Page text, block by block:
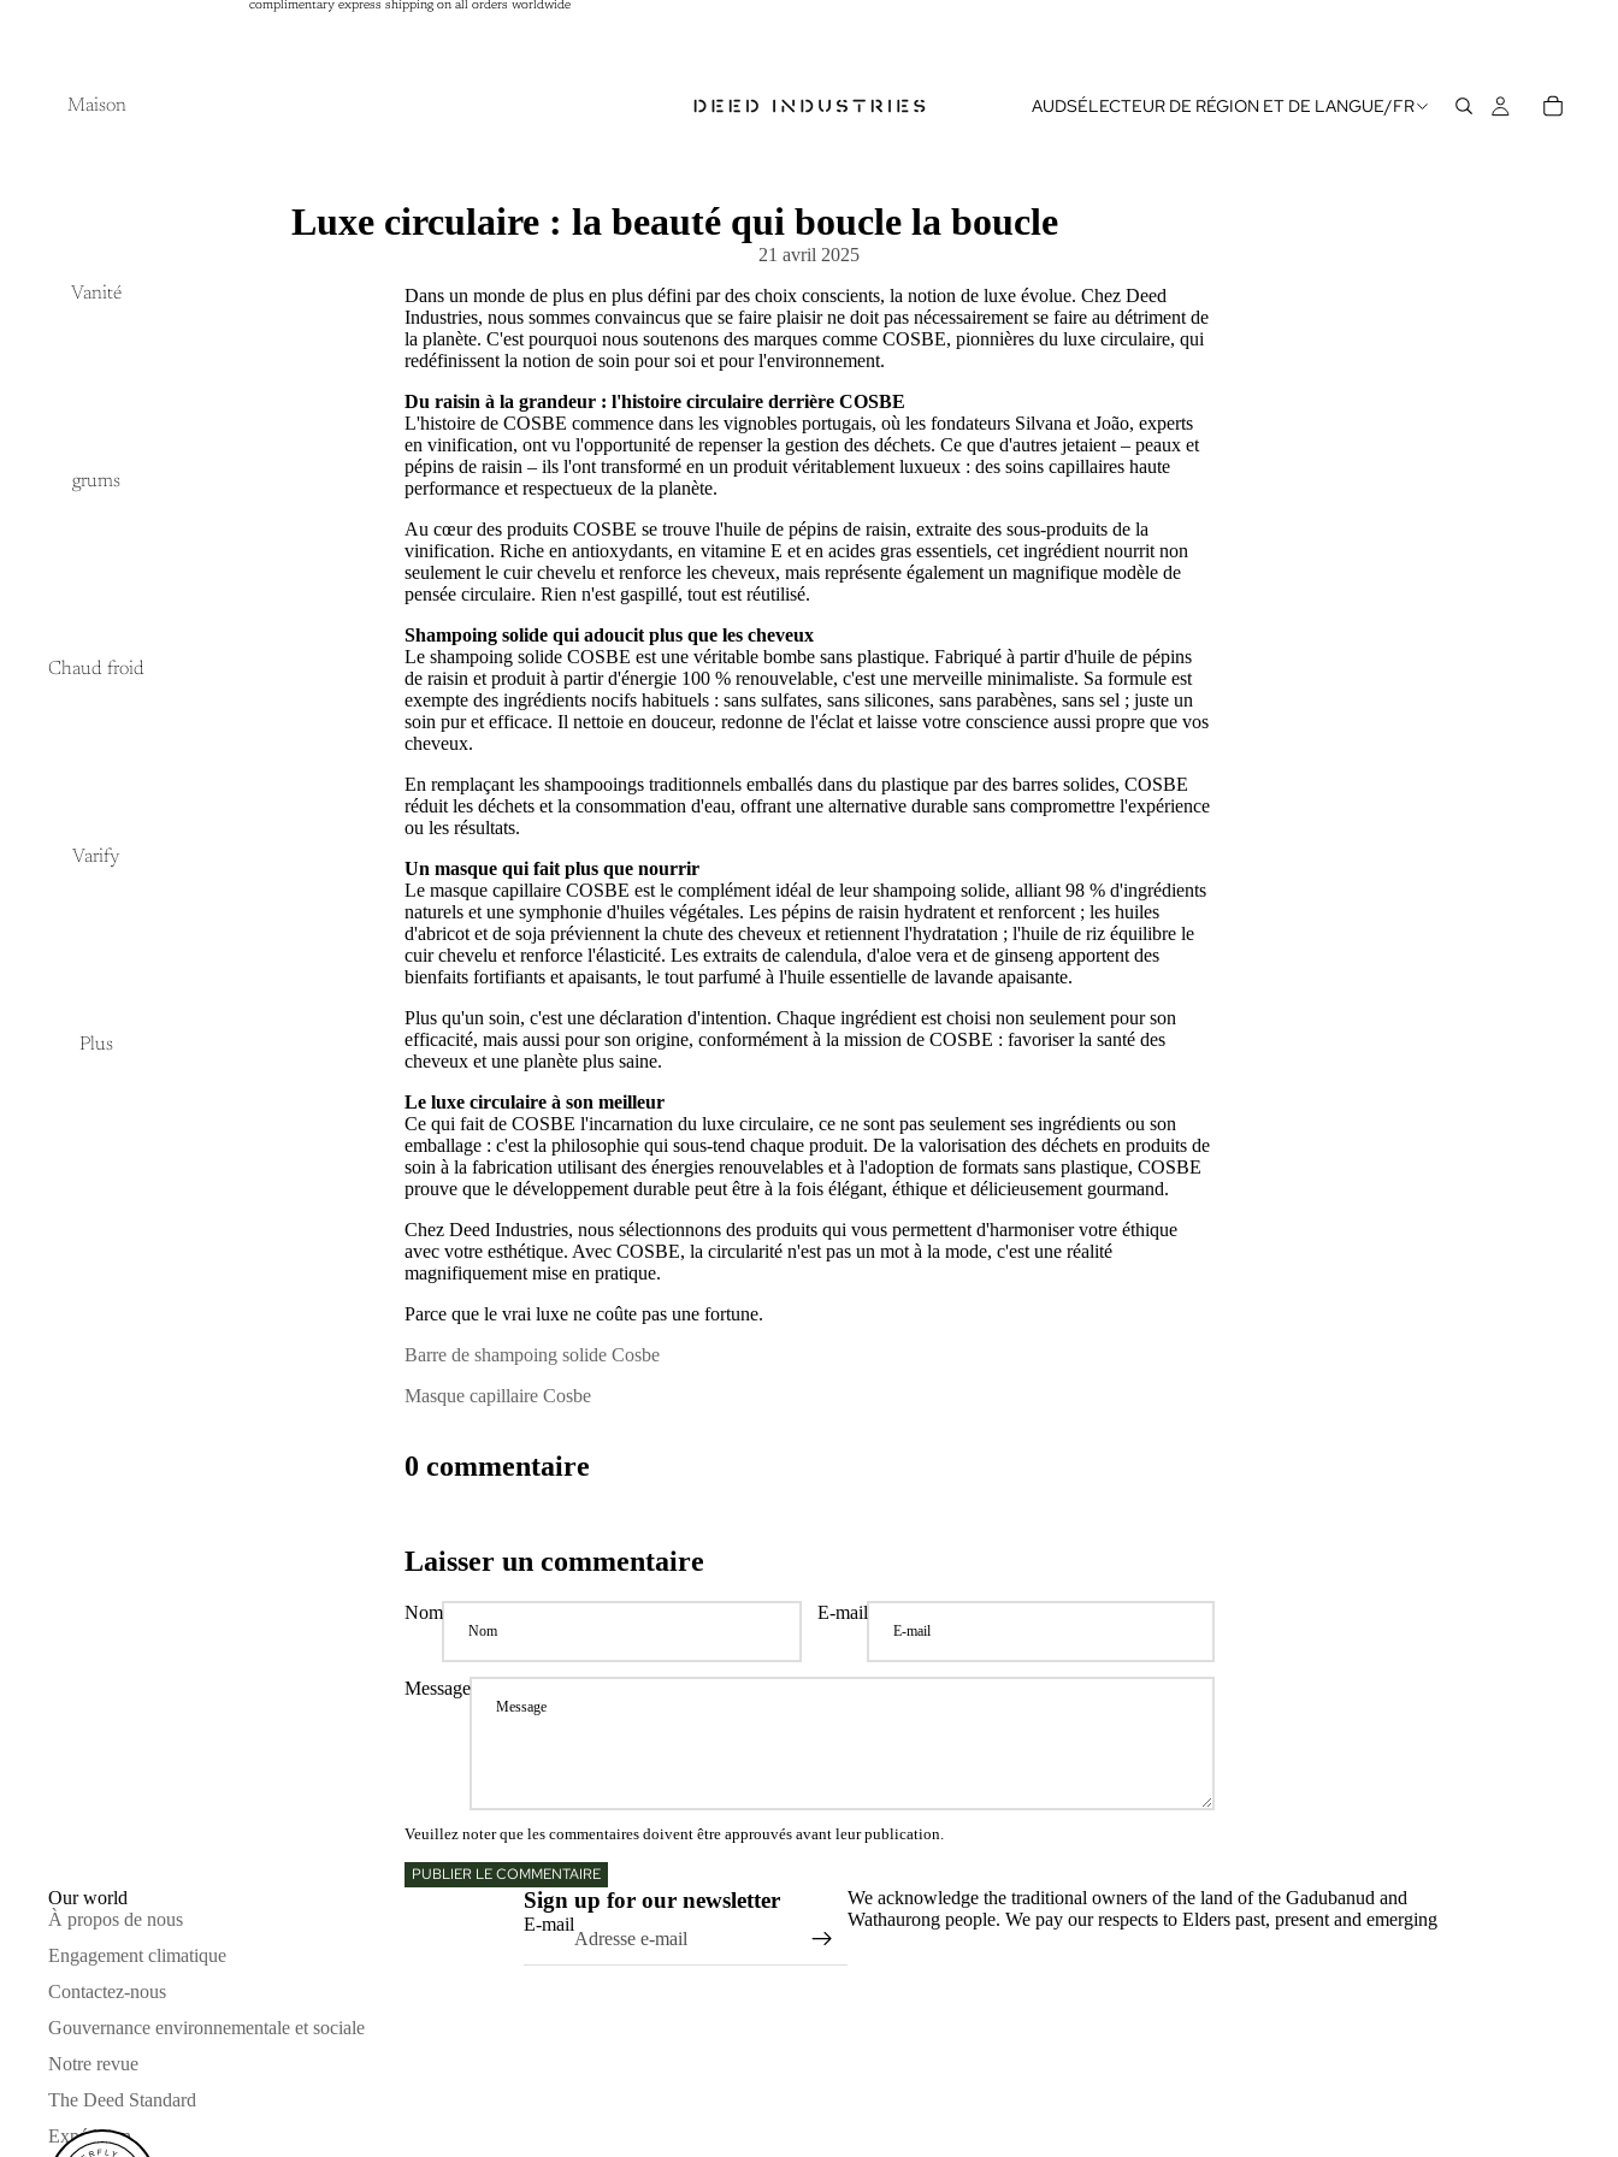
complimentary express shipping on all orders worldwide
complimentary express shipping on all orders worldwide
Maison
Vanité
grums
Chaud froid
Varify
Plus
AUDSÉLECTEUR DE RÉGION ET DE LANGUE/FR
Luxe circulaire : la beauté qui boucle la boucle
21 avril 2025
Dans un monde de plus en plus défini par des choix conscients, la notion de luxe évolue. Chez Deed
Industries, nous sommes convaincus que se faire plaisir ne doit pas nécessairement se faire au détriment de
la planète. C'est pourquoi nous soutenons des marques comme COSBE, pionnières du luxe circulaire, qui
redéfinissent la notion de soin pour soi et pour l'environnement.
Du raisin à la grandeur : l'histoire circulaire derrière COSBE
L'histoire de COSBE commence dans les vignobles portugais, où les fondateurs Silvana et João, experts
en vinification, ont vu l'opportunité de repenser la gestion des déchets. Ce que d'autres jetaient – ​​peaux et
pépins de raisin – ils l'ont transformé en un produit véritablement luxueux : des soins capillaires haute
performance et respectueux de la planète.
Au cœur des produits COSBE se trouve l'huile de pépins de raisin, extraite des sous-produits de la
vinification. Riche en antioxydants, en vitamine E et en acides gras essentiels, cet ingrédient nourrit non
seulement le cuir chevelu et renforce les cheveux, mais représente également un magnifique modèle de
pensée circulaire. Rien n'est gaspillé, tout est réutilisé.
Shampoing solide qui adoucit plus que les cheveux
Le shampoing solide COSBE est une véritable bombe sans plastique. Fabriqué à partir d'huile de pépins
de raisin et produit à partir d'énergie 100 % renouvelable, c'est une merveille minimaliste. Sa formule est
exempte des ingrédients nocifs habituels : sans sulfates, sans silicones, sans parabènes, sans sel ; juste un
soin pur et efficace. Il nettoie en douceur, redonne de l'éclat et laisse votre conscience aussi propre que vos
cheveux.
En remplaçant les shampooings traditionnels emballés dans du plastique par des barres solides, COSBE
réduit les déchets et la consommation d'eau, offrant une alternative durable sans compromettre l'expérience
ou les résultats.
Un masque qui fait plus que nourrir
Le masque capillaire COSBE est le complément idéal de leur shampoing solide, alliant 98 % d'ingrédients
naturels et une symphonie d'huiles végétales. Les pépins de raisin hydratent et renforcent ; les huiles
d'abricot et de soja préviennent la chute des cheveux et retiennent l'hydratation ; l'huile de riz équilibre le
cuir chevelu et renforce l'élasticité. Les extraits de calendula, d'aloe vera et de ginseng apportent des
bienfaits fortifiants et apaisants, le tout parfumé à l'huile essentielle de lavande apaisante.
Plus qu'un soin, c'est une déclaration d'intention. Chaque ingrédient est choisi non seulement pour son
efficacité, mais aussi pour son origine, conformément à la mission de COSBE : favoriser la santé des
cheveux et une planète plus saine.
Le luxe circulaire à son meilleur
Ce qui fait de COSBE l'incarnation du luxe circulaire, ce ne sont pas seulement ses ingrédients ou son
emballage : c'est la philosophie qui sous-tend chaque produit. De la valorisation des déchets en produits de
soin à la fabrication utilisant des énergies renouvelables et à l'adoption de formats sans plastique, COSBE
prouve que le développement durable peut être à la fois élégant, éthique et délicieusement gourmand.
Chez Deed Industries, nous sélectionnons des produits qui vous permettent d'harmoniser votre éthique
avec votre esthétique. Avec COSBE, la circularité n'est pas un mot à la mode, c'est une réalité
magnifiquement mise en pratique.
Parce que le vrai luxe ne coûte pas une fortune.
Barre de shampoing solide Cosbe
Masque capillaire Cosbe
0 commentaire
Laisser un commentaire
Nom E-mail
Message
Veuillez noter que les commentaires doivent être approuvés avant leur publication.
PUBLIER LE COMMENTAIRE
Our world
À propos de nous
Engagement climatique
Contactez-nous
Gouvernance environnementale et sociale
Notre revue
The Deed Standard
Expédition
Sign up for our newsletter
E-mail
We acknowledge the traditional owners of the land of the Gadubanud and
Wathaurong people. We pay our respects to Elders past, present and emerging